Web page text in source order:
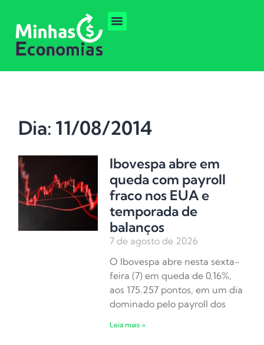
Dia: 11/08/2014
Ibovespa abre em
queda com payroll
fraco nos EUA e
temporada de
balanços
7 de agosto de 2026
O Ibovespa abre nesta sexta-
feira (7) em queda de 0,16%,
aos 175.257 pontos, em um dia
dominado pelo payroll dos
Leia mais »